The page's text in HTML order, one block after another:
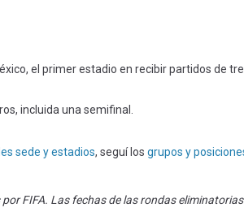
el primer estadio en recibir partidos de
incluida una semifinal.
sede y estadios, seguí los grupos y
FIFA. Las fechas de las rondas